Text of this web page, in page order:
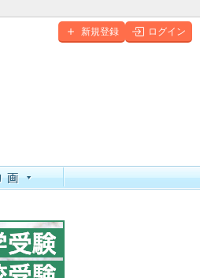
新規登録 ログイン